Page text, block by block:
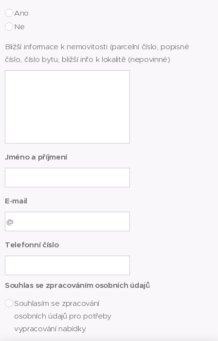
Ano
Ne
Bližší informace k nemovitosti (parcelní číslo, popisné
číslo, číslo bytu, bližší info k lokalitě (nepovinné)
Jméno a příjmení
E-mail
Telefonní číslo
Souhlas se zpracováním osobních údajů
Souhlasím se zpracování
osobních údajů pro potřeby
vypracování nabídky